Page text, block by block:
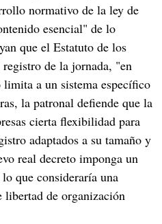
normativo de la ley de
esencial" de lo
que el Estatuto de los
de la jornada, "en
a un sistema específico
la patronal defiende que la
cierta flexibilidad para
adaptados a su tamaño y
real decreto imponga un
que consideraría una
de organización